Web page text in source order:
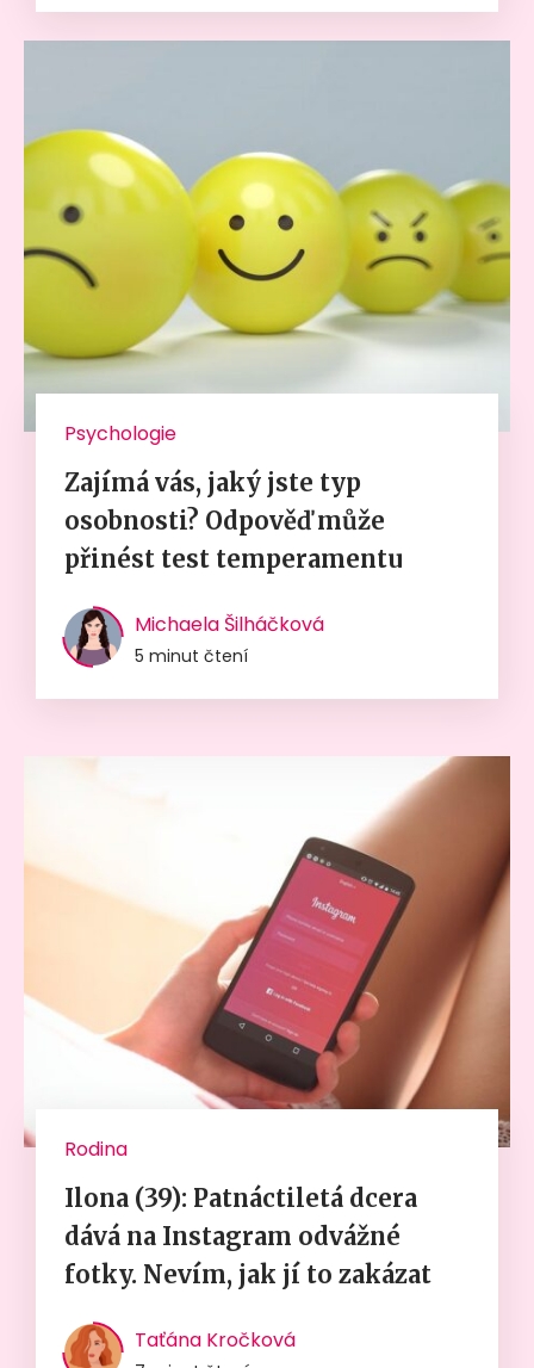
Psychologie
Zajímá vás, jaký jste typ
osobnosti? Odpověď může
přinést test temperamentu
Michaela Šilháčková
5 minut čtení
Rodina
Ilona (39): Patnáctiletá dcera
dává na Instagram odvážné
fotky. Nevím, jak jí to zakázat
Taťána Kročková